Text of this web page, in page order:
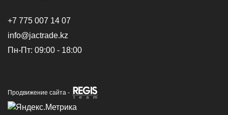
+7 775 007 14 07
info@jactrade.kz
Пн-Пт: 09:00 - 18:00
Продвижение сайта -